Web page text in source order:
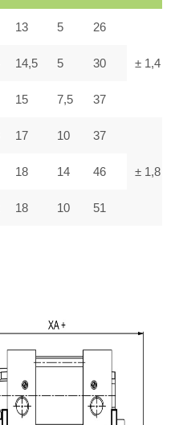
13 5 26
± 1,4
14,5 5 30
15 7,5 37
17 10 37
± 1,8
18 14 46
18 10 51